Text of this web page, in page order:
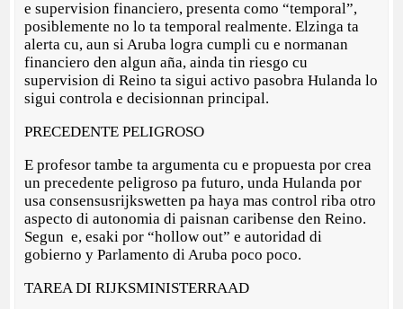
e supervision financiero, presenta como “temporal”,
posiblemente no lo ta temporal realmente. Elzinga ta
alerta cu, aun si Aruba logra cumpli cu e normanan
financiero den algun aña, ainda tin riesgo cu
supervision di Reino ta sigui activo pasobra Hulanda lo
sigui controla e decisionnan principal.
PRECEDENTE PELIGROSO
E profesor tambe ta argumenta cu e propuesta por crea
un precedente peligroso pa futuro, unda Hulanda por
usa consensusrijkswetten pa haya mas control riba otro
aspecto di autonomia di paisnan caribense den Reino.
Segun e, esaki por “hollow out” e autoridad di
gobierno y Parlamento di Aruba poco poco.
TAREA DI RIJKSMINISTERRAAD